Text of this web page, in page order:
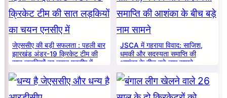
जेएससीए की बड़ी सफलता : पहली बार
झारखंड अंडर-19 क्रिकेट टीम की
सात लड़कियों का चयन एनसीए में
JSCA में गहराया विवाद: साजिश,
धमकी और सदस्यता समाप्ति की
आशंका के बीच बड़े नाम सामने